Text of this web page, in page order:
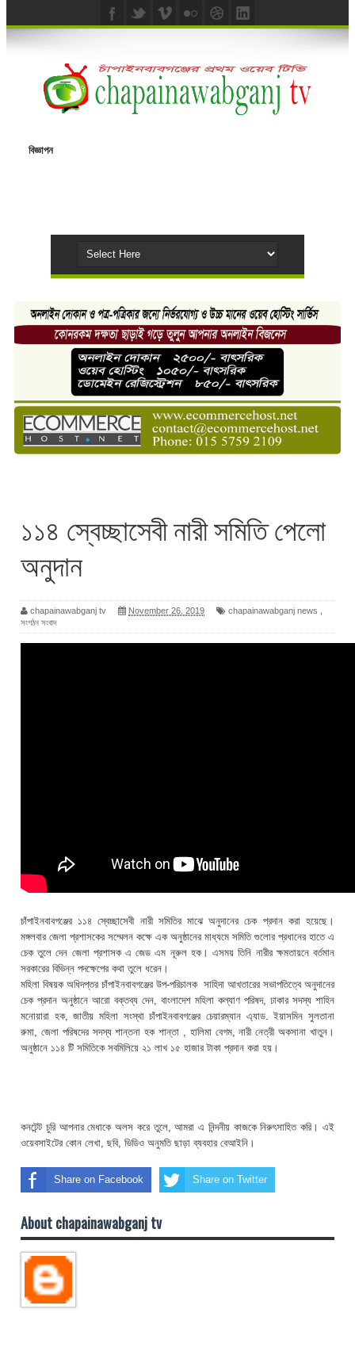
বিজ্ঞাপন
১১৪ স্বেচ্ছাসেবী নারী সমিতি পেলো
অনুদান
chapainawabganj tv November 26, 2019 chapainawabganj news
সংগঠন সংবাদ
চাঁপাইনবাবগঞ্জের ১১৪ স্বেচ্ছাসেবী নারী সমিতির মাঝে অনুদানের চেক প্রদান করা হয়েছে।
মঙ্গলবার জেলা প্রশাসকের সম্মেলন কক্ষে এক অনুষ্ঠানের মাধ্যমে সমিতি গুলোর প্রধানের হাতে এ
চেক তুলে দেন জেলা প্রশাসক এ জেড এম নূরুল হক। এসময় তিনি নারীর ক্ষমতায়নে বর্তমান
সরকারের বিভিন্ন পদক্ষেপের কথা তুলে ধরেন।
মহিলা বিষয়ক অধিদপ্তর চাঁপাইনবাবগঞ্জের উপ-পরিচালক সাহিদা আখতারের সভাপতিত্বে অনুদানের
চেক প্রদান অনুষ্ঠানে আরো বক্তব্য দেন, বাংলাদেশ মহিলা কল্যাণ পরিষদ, ঢাকার সদস্য শাহিন
মনোয়ারা হক, জাতীয় মহিলা সংস্থা চাঁপাইনবাবগঞ্জের চেয়ারম্যান এ্যাড. ইয়াসমিন সুলতানা
রুমা, জেলা পরিষদের সদস্য শান্তনা হক শান্তা , হালিমা বেগম, নারী নেত্রী অকসানা খাতুন।
অনুষ্ঠানে ১১৪ টি সমিতিকে সবমিলিয়ে ২১ লাখ ১৫ হাজার টাকা প্রদান করা হয়।
কনটেন্ট চুরি আপনার মেধাকে অলস করে তুলে, আমরা এ নিন্দনীয় কাজকে নিরুৎসাহিত করি। এই
ওয়েবসাইটের কোন লেখা, ছবি, ভিডিও অনুমতি ছাড়া ব্যবহার বেআইনি।
Share on Facebook Share on Twitter
About chapainawabganj tv